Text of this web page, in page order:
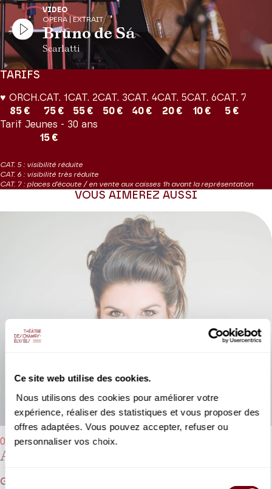
Ce site web utilise des cookies.
Nous utilisons des cookies pour améliorer votre
expérience, réaliser des statistiques et vous proposer des
offres adaptées. Vous pouvez accepter, refuser ou
personnaliser vos choix.
Sélection
VIDEO
OPERA | EXTRAIT
Bruno de Sá
Scarlatti
TARIFS
♥ ORCH.
85 €
CAT. 1
75 €
CAT. 2
55 €
CAT. 3
50 €
CAT. 4
40 €
CAT. 5
20 €
CAT. 6
10 €
CAT. 7
5 €
Tarif Jeunes - 30 ans
15 €
CAT. 5 : visibilité réduite
CAT. 6 : visibilité très réduite
CAT. 7 : places d'écoute / en vente aux caisses 1h avant la représentation
VOUS AIMEREZ AUSSI
Alcina
05/11/2025 - 19h30
Georg Friedrich Haendel